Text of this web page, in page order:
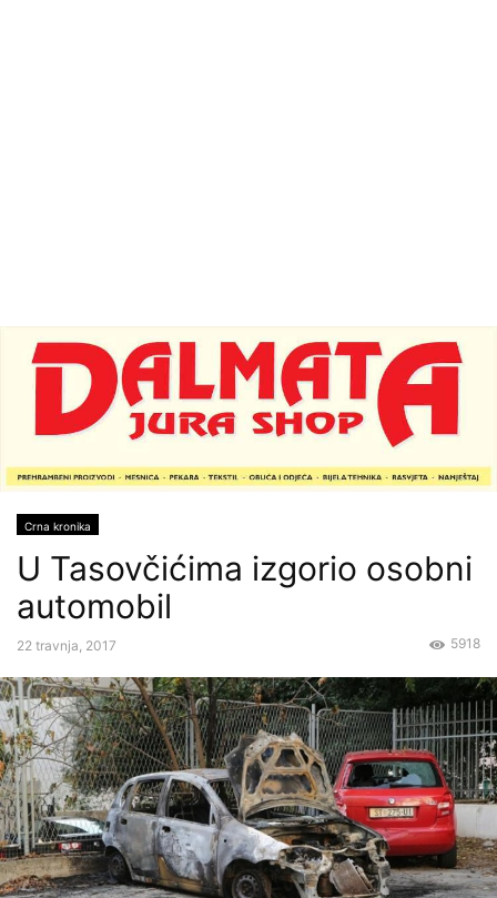
Crna kronika
U Tasovčićima izgorio osobni
automobil
22 travnja, 2017 5918